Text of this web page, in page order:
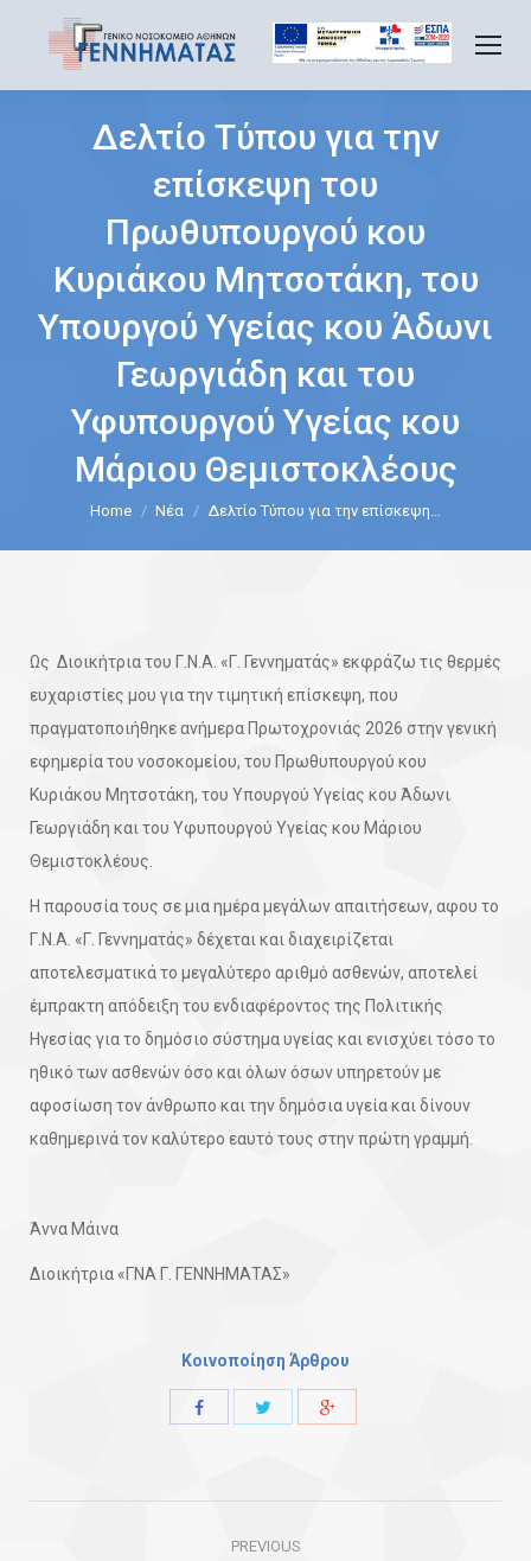
Δελτίο Τύπου για την
επίσκεψη του
Πρωθυπουργού κου
Κυριάκου Μητσοτάκη, του
Υπουργού Υγείας κου Άδωνι
Γεωργιάδη και του
Υφυπουργού Υγείας κου
Μάριου Θεμιστοκλέους
You are here:
Home Νέα Δελτίο Τύπου για την επίσκεψη…
Ως Διοικήτρια του Γ.Ν.Α. «Γ. Γεννηματάς» εκφράζω τις θερμές
ευχαριστίες μου για την τιμητική επίσκεψη, που
πραγματοποιήθηκε ανήμερα Πρωτοχρονιάς 2026 στην γενική
εφημερία του νοσοκομείου, του Πρωθυπουργού κου
Κυριάκου Μητσοτάκη, του Υπουργού Υγείας κου Άδωνι
Γεωργιάδη και του Υφυπουργού Υγείας κου Μάριου
Θεμιστοκλέους.
Η παρουσία τους σε μια ημέρα μεγάλων απαιτήσεων, αφου το
Γ.Ν.Α. «Γ. Γεννηματάς» δέχεται και διαχειρίζεται
αποτελεσματικά το μεγαλύτερο αριθμό ασθενών, αποτελεί
έμπρακτη απόδειξη του ενδιαφέροντος της Πολιτικής
Ηγεσίας για το δημόσιο σύστημα υγείας και ενισχύει τόσο το
ηθικό των ασθενών όσο και όλων όσων υπηρετούν με
αφοσίωση τον άνθρωπο και την δημόσια υγεία και δίνουν
καθημερινά τον καλύτερο εαυτό τους στην πρώτη γραμμή.
Άννα Μάινα
Διοικήτρια «ΓΝΑ Γ. ΓΕΝΝΗΜΑΤΑΣ»
Κοινοποίηση Άρθρου
Share
PREVIOUS